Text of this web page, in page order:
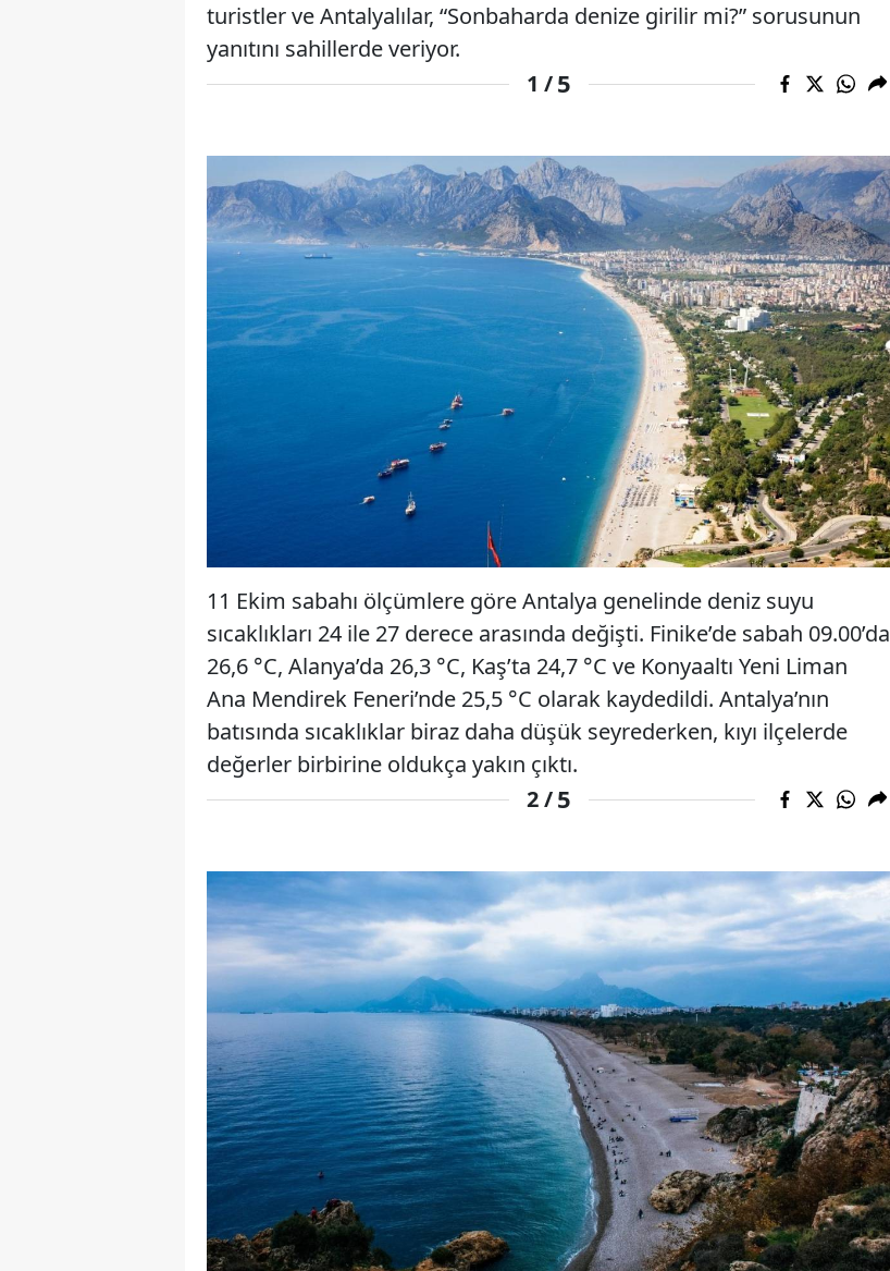
turistler ve Antalyalılar, “Sonbaharda denize girilir mi?” sorusunun
yanıtını sahillerde veriyor.
1 /5
11 Ekim sabahı ölçümlere göre Antalya genelinde deniz suyu
sıcaklıkları 24 ile 27 derece arasında değişti. Finike’de sabah 09.00’da
26,6 °C, Alanya’da 26,3 °C, Kaş’ta 24,7 °C ve Konyaaltı Yeni Liman
Ana Mendirek Feneri’nde 25,5 °C olarak kaydedildi. Antalya’nın
batısında sıcaklıklar biraz daha düşük seyrederken, kıyı ilçelerde
değerler birbirine oldukça yakın çıktı.
2 /5